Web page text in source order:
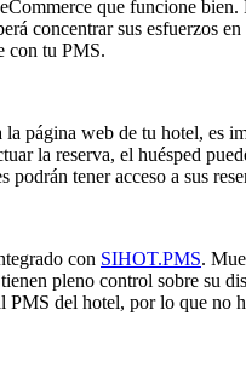
que funcione
concentrar sus esfuerzos
con tu PMS.
página web de tu hotel, es
la reserva, el huésped
podrán tener acceso a sus
con SIHOT.PMS.
pleno control sobre su
PMS del hotel, por lo que no